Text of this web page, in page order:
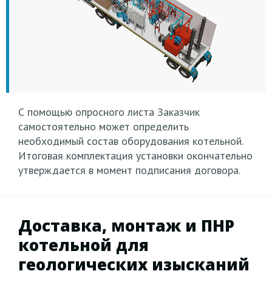
Насосная группа
Теплообменник
Комплекс учета
тепловой энергии
Калорифер
Водоподготовка
Емкость хранения
топлива
Шкаф управления
Дизель-генератор
(опционально)
С помощью опросного листа Заказчик
самостоятельно может определить
необходимый состав оборудования котельной.
Итоговая комплектация установки окончательно
утверждается в момент подписания договора.
Доставка, монтаж и ПНР
котельной для
геологических изысканий